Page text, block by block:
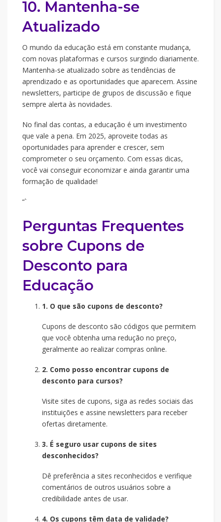
10. Mantenha-se
Atualizado
O mundo da educação está em constante mudança,
com novas plataformas e cursos surgindo diariamente.
Mantenha-se atualizado sobre as tendências de
aprendizado e as oportunidades que aparecem. Assine
newsletters, participe de grupos de discussão e fique
sempre alerta às novidades.
No final das contas, a educação é um investimento
que vale a pena. Em 2025, aproveite todas as
oportunidades para aprender e crescer, sem
comprometer o seu orçamento. Com essas dicas,
você vai conseguir economizar e ainda garantir uma
formação de qualidade!
“`
Perguntas Frequentes
sobre Cupons de
Desconto para
Educação
1. O que são cupons de desconto?
Cupons de desconto são códigos que permitem
que você obtenha uma redução no preço,
geralmente ao realizar compras online.
2. Como posso encontrar cupons de
desconto para cursos?
Visite sites de cupons, siga as redes sociais das
instituições e assine newsletters para receber
ofertas diretamente.
3. É seguro usar cupons de sites
desconhecidos?
Dê preferência a sites reconhecidos e verifique
comentários de outros usuários sobre a
credibilidade antes de usar.
4. Os cupons têm data de validade?